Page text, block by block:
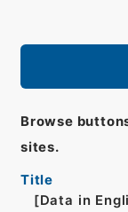
Browse
sites.
Title
[Data in